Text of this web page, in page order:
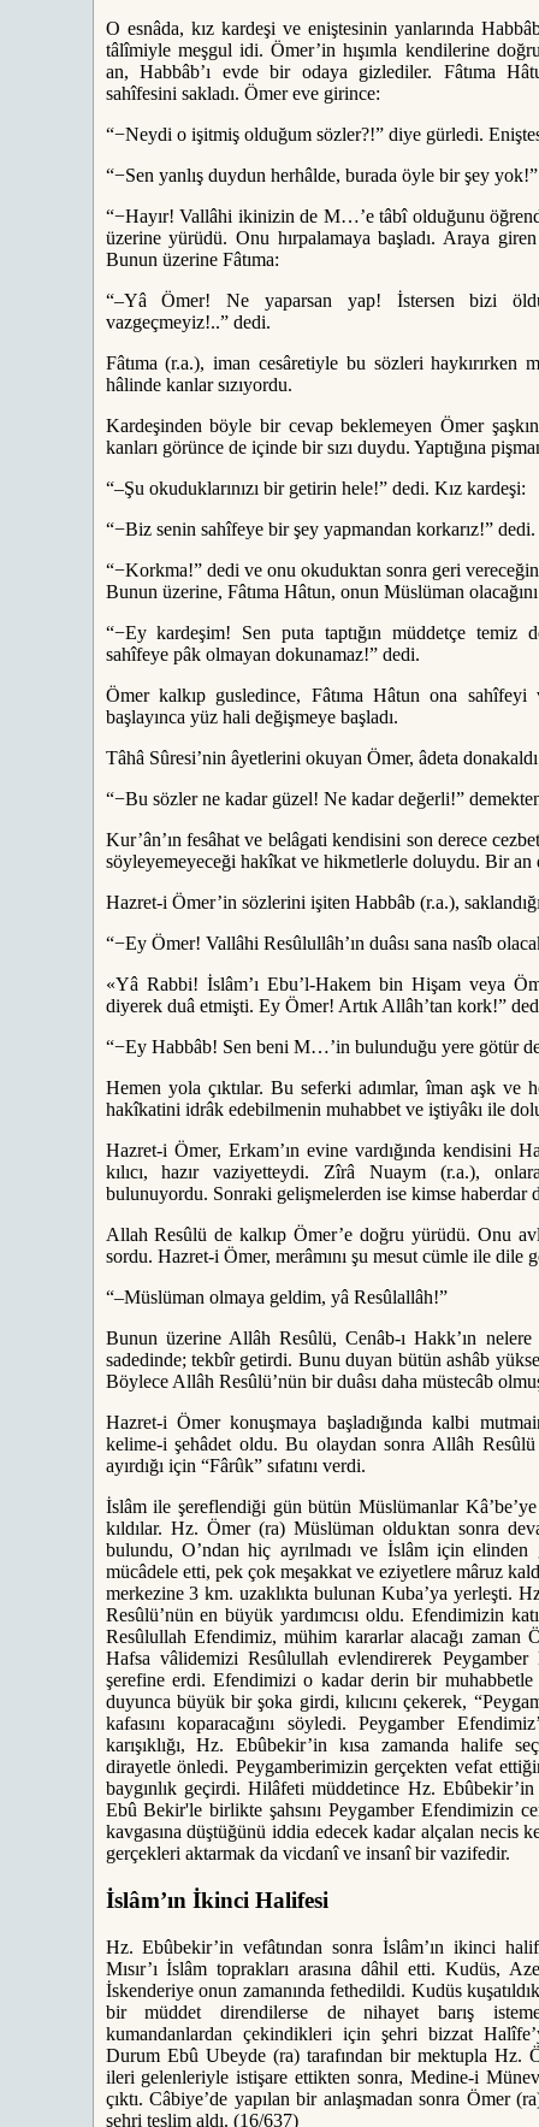
O esnâda, kız kardeşi ve eniştesinin yanlarında
tâlîmiyle meşgul idi. Ömer’in hışımla kendilerine
an, Habbâb’ı evde bir odaya gizlediler. Fâtıma
sahîfesini sakladı. Ömer eve girince:
“−Neydi o işitmiş olduğum sözler?!” diye gürledi.
“−Sen yanlış duydun herhâlde, burada öyle bir şey
“−Hayır! Vallâhi ikinizin de M…’e tâbî olduğunu
üzerine yürüdü. Onu hırpalamaya başladı. Araya giren
Bunun üzerine Fâtıma:
“–Yâ Ömer! Ne yaparsan yap! İstersen bizi
vazgeçmeyiz!..” dedi.
Fâtıma (r.a.), iman cesâretiyle bu sözleri haykırırken
hâlinde kanlar sızıyordu.
Kardeşinden böyle bir cevap beklemeyen Ömer
kanları görünce de içinde bir sızı duydu. Yaptığına
“–Şu okuduklarınızı bir getirin hele!” dedi. Kız kardeşi:
“−Biz senin sahîfeye bir şey yapmandan korkarız!”
“−Korkma!” dedi ve onu okuduktan sonra geri
Bunun üzerine, Fâtıma Hâtun, onun Müslüman
“−Ey kardeşim! Sen puta taptığın müddetçe temiz
sahîfeye pâk olmayan dokunamaz!” dedi.
Ömer kalkıp gusledince, Fâtıma Hâtun ona
başlayınca yüz hali değişmeye başladı.
Tâhâ Sûresi’nin âyetlerini okuyan Ömer, âdeta
“−Bu sözler ne kadar güzel! Ne kadar değerli!”
Kur’ân’ın fesâhat ve belâgati kendisini son derece
söyleyemeyeceği hakîkat ve hikmetlerle doluydu. Bir an
Hazret-i Ömer’in sözlerini işiten Habbâb (r.a.),
“−Ey Ömer! Vallâhi Resûlullâh’ın duâsı sana nasîb
«Yâ Rabbi! İslâm’ı Ebu’l-Hakem bin Hişam veya
diyerek duâ etmişti. Ey Ömer! Artık Allâh’tan kork!”
“−Ey Habbâb! Sen beni M…’in bulunduğu yere götür
Hemen yola çıktılar. Bu seferki adımlar, îman aşk ve
hakîkatini idrâk edebilmenin muhabbet ve iştiyâkı ile
Hazret-i Ömer, Erkam’ın evine vardığında kendisini
kılıcı, hazır vaziyetteydi. Zîrâ Nuaym (r.a.),
bulunuyordu. Sonraki gelişmelerden ise kimse haberdar
Allah Resûlü de kalkıp Ömer’e doğru yürüdü. Onu
sordu. Hazret-i Ömer, merâmını şu mesut cümle ile dile
“–Müslüman olmaya geldim, yâ Resûlallâh!”
Bunun üzerine Allâh Resûlü, Cenâb-ı Hakk’ın
sadedinde; tekbîr getirdi. Bunu duyan bütün ashâb
Böylece Allâh Resûlü’nün bir duâsı daha müstecâb
Hazret-i Ömer konuşmaya başladığında kalbi
kelime-i şehâdet oldu. Bu olaydan sonra Allâh
ayırdığı için “Fârûk” sıfatını verdi.
İslâm ile şereflendiği gün bütün Müslümanlar
kıldılar. Hz. Ömer (ra) Müslüman olduktan sonra
bulundu, O’ndan hiç ayrılmadı ve İslâm için
mücâdele etti, pek çok meşakkat ve eziyetlere mâruz
merkezine 3 km. uzaklıkta bulunan Kuba’ya yerleşti.
Resûlü’nün en büyük yardımcısı oldu. Efendimizin
Resûlullah Efendimiz, mühim kararlar alacağı zaman
Hafsa vâlidemizi Resûlullah evlendirerek Peygamber
şerefine erdi. Efendimizi o kadar derin bir
duyunca büyük bir şoka girdi, kılıcını çekerek,
kafasını koparacağını söyledi. Peygamber
karışıklığı, Hz. Ebûbekir’in kısa zamanda halife
dirayetle önledi. Peygamberimizin gerçekten vefat
baygınlık geçirdi. Hilâfeti müddetince Hz.
Ebû Bekir'le birlikte şahsını Peygamber Efendimizin
kavgasına düştüğünü iddia edecek kadar alçalan necis
gerçekleri aktarmak da vicdanî ve insanî bir vazifedir.
İslâm’ın İkinci Halifesi
Hz. Ebûbekir’in vefâtından sonra İslâm’ın ikinci
Mısır’ı İslâm toprakları arasına dâhil etti. Kudüs,
İskenderiye onun zamanında fethedildi. Kudüs
bir müddet direndilerse de nihayet barış
kumandanlardan çekindikleri için şehri bizzat
Durum Ebû Ubeyde (ra) tarafından bir mektupla Hz.
ileri gelenleriyle istişare ettikten sonra, Medine-i
çıktı. Câbiye’de yapılan bir anlaşmadan sonra Ömer
şehri teslim aldı. (16/637)